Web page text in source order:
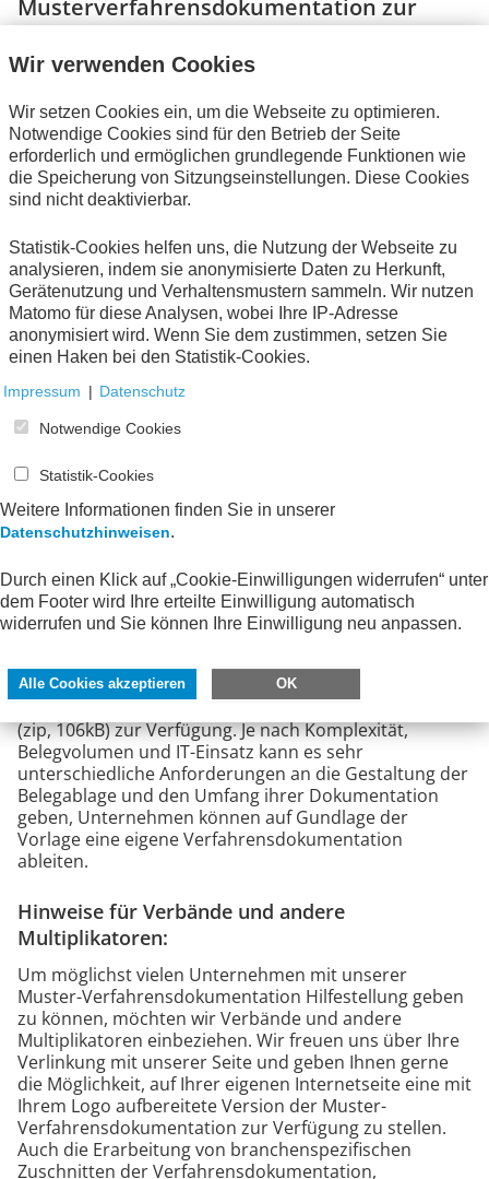
Musterverfahrensdokumentation zur
zahlreichen Wirtschaftskammern und -verbänden hat
die AWV imArbeitskreis 3.4 „GoB beim IT-Einsatz“
eine Muster-Verfahrensdokumentation entwickelt, an
der sich die Unternehmen und ihre steuerlichen
Berater orientieren können:
Die seit 1. Januar 2015 geltenden Grundsätze zur
ordnungsmäßigen Führung und Aufbewahrung von
Büchern, Aufzeichnungen und Unterlagen in
elektronischer Form sowie zum Datenzugriff (GoBD)
fordern für zahlreiche Bereiche
Verfahrensdokumentationen von den
steuerpflichtigen Unternehmen. Das betrifft auch eine
geordnete und sichere Belegablage, insbesondere
dann, wenn die Buchführung nicht täglich oder
kommt es besonders darauf an, wie das Unternehmen
der Belege sichert und sie gegen Verlust schützt.
Die AWV stellt für Unternehmen eine kostenfreie
Muster-Verfahrensdokumentation zur geordneten
Version (pdf, 1,5 MB) sowie zur Erstellung einer
eigenen Verfahrensdokumentation zur geordneten
(zip, 106kB) zur Verfügung. Je nach Komplexität,
Belegvolumen und IT-Einsatz kann es sehr
unterschiedliche Anforderungen an die Gestaltung der
Belegablage und den Umfang ihrer Dokumentation
geben, Unternehmen können auf Gundlage der
Vorlage eine eigene Verfahrensdokumentation
ableiten.
Hinweise für Verbände und andere
Multiplikatoren:
Um möglichst vielen Unternehmen mit unserer
Muster-Verfahrensdokumentation Hilfestellung geben
zu können, möchten wir Verbände und andere
Multiplikatoren einbeziehen. Wir freuen uns über Ihre
Verlinkung mit unserer Seite und geben Ihnen gerne
die Möglichkeit, auf Ihrer eigenen Internetseite eine mit
Ihrem Logo aufbereitete Version der Muster-
Verfahrensdokumentation zur Verfügung zu stellen.
Auch die Erarbeitung von branchenspezifischen
Zuschnitten der Verfahrensdokumentation,
Wir verwenden Cookies
Wir setzen Cookies ein, um die Webseite zu optimieren.
Notwendige Cookies sind für den Betrieb der Seite
erforderlich und ermöglichen grundlegende Funktionen wie
die Speicherung von Sitzungseinstellungen. Diese Cookies
sind nicht deaktivierbar.
Statistik-Cookies helfen uns, die Nutzung der Webseite zu
analysieren, indem sie anonymisierte Daten zu Herkunft,
Gerätenutzung und Verhaltensmustern sammeln. Wir nutzen
Matomo für diese Analysen, wobei Ihre IP-Adresse
anonymisiert wird. Wenn Sie dem zustimmen, setzen Sie
einen Haken bei den Statistik-Cookies.
Impressum | Datenschutz
Notwendige Cookies
Statistik-Cookies
Weitere Informationen finden Sie in unserer
Datenschutzhinweisen.
Durch einen Klick auf „Cookie-Einwilligungen widerrufen“ unter
dem Footer wird Ihre erteilte Einwilligung automatisch
widerrufen und Sie können Ihre Einwilligung neu anpassen.
Alle Cookies akzeptieren OK